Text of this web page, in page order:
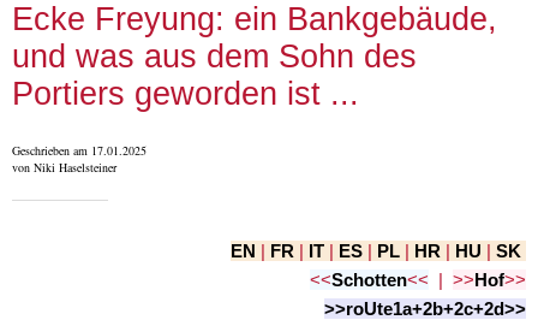
Ecke Freyung: ein Bankgebäude,
und was aus dem Sohn des
Portiers geworden ist ...
Geschrieben am 17.01.2025
von Niki Haselsteiner
EN | FR | IT | ES | PL | HR | HU | SK
<<Schotten<< | >>Hof>>
>>roUte1a+2b+2c+2d>>